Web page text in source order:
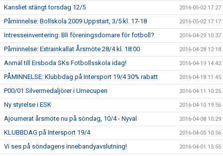
Kansliet stängt torsdag 12/5 2016-05-02 17:27
Påminnelse: Bollskola 2009 Uppstart, 3/5 kl. 17-18 2016-05-02 17:17
Intresseinventering: Bli föreningsdomare för fotboll? 2016-04-29 10:37
Påminnelse: Extrainkallat Årsmöte 28/4 kl. 18:00 2016-04-28 12:18
Anmäl till Ersboda SKs Fotbollsskola idag! 2016-04-19 14:42
PÅMINNELSE: Klubbdag på Intersport 19/4 30% rabatt 2016-04-18 11:45
P00/01 Silvermedaljörer i Umecupen 2016-04-11 10:25
Ny styrelse i ESK 2016-04-10 19:56
Ajournerat årsmöte nu på söndag, 10/4 - Nyval 2016-04-08 10:29
KLUBBDAG på Intersport 19/4 2016-04-05 10:56
Vi ses på söndagens innebandyavslutning! 2016-04-01 15:55